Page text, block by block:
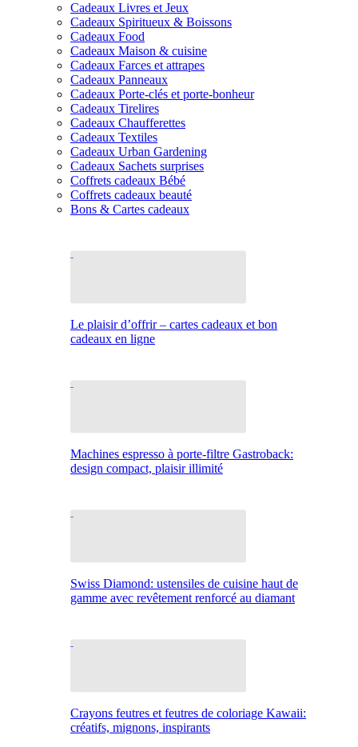
Cadeaux Livres et Jeux
Cadeaux Spiritueux & Boissons
Cadeaux Food
Cadeaux Maison & cuisine
Cadeaux Farces et attrapes
Cadeaux Panneaux
Cadeaux Porte-clés et porte-bonheur
Cadeaux Tirelires
Cadeaux Chaufferettes
Cadeaux Textiles
Cadeaux Urban Gardening
Cadeaux Sachets surprises
Coffrets cadeaux Bébé
Coffrets cadeaux beauté
Bons & Cartes cadeaux
Le plaisir d’offrir – cartes cadeaux et bon
cadeaux en ligne
Machines espresso à porte-filtre Gastroback:
design compact, plaisir illimité
Swiss Diamond: ustensiles de cuisine haut de
gamme avec revêtement renforcé au diamant
Crayons feutres et feutres de coloriage Kawaii:
créatifs, mignons, inspirants